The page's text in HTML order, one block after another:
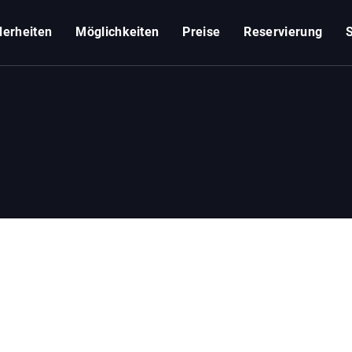
Möglichkeiten Preise Reservierung